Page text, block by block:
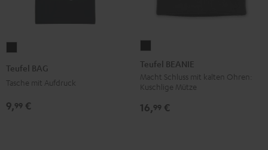
BAG
Teufel BAG
Tasche mit Aufdruck
9,99 €
BEANIE
Schwarz
Teufel BEANIE
Macht Schluss mit kalten Ohren:
Kuschlige Mütze
16,99 €